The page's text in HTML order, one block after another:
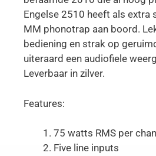
Engelse 2510 heeft als extra
MM phonotrap aan boord.
bediening en strak op
uiteraard een audiofiele
Leverbaar in zilver.
Features:
75 watts RMS per
Five line inputs